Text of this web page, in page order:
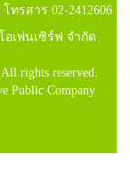
ทรสาร 02-2412606
เพ่นเซิร์ฟ จำกัด
rights reserved.
Public Company